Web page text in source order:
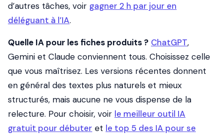
d’autres tâches, voir gagner 2 h par jour en
déléguant à l’IA.
Quelle IA pour les fiches produits ? ChatGPT,
Gemini et Claude conviennent tous. Choisissez celle
que vous maîtrisez. Les versions récentes donnent
en général des textes plus naturels et mieux
structurés, mais aucune ne vous dispense de la
relecture. Pour choisir, voir le meilleur outil IA
gratuit pour débuter et le top 5 des IA pour se